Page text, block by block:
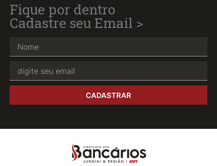
Fique por dentro
Cadastre seu Email >
CADASTRAR